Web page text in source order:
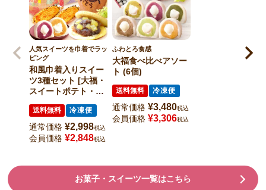
人気スイーツを巾着でラッ
ピング
和風巾着入りスイー
ツ3種セット [大福・
スイートポテト・ど
ら焼き]
送料無料 冷凍便
通常価格 ¥2,998税込
会員価格 ¥2,848税込
ふわとろ食感
大福食べ比べアソー
ト (6個)
送料無料 冷凍便
通常価格 ¥3,480税込
会員価格 ¥3,306税込
お菓子・スイーツ一覧はこちら